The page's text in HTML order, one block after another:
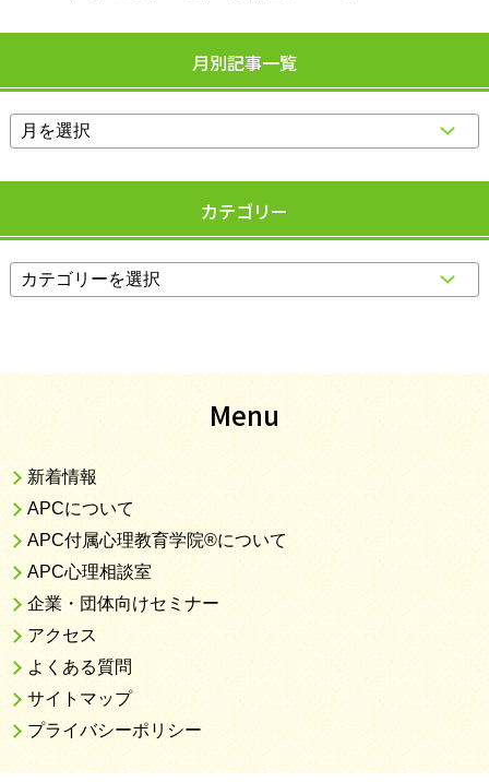
月別記事一覧
カテゴリー
Menu
新着情報
APCについて
APC付属心理教育学院®について
APC心理相談室
企業・団体向けセミナー
アクセス
よくある質問
サイトマップ
プライバシーポリシー